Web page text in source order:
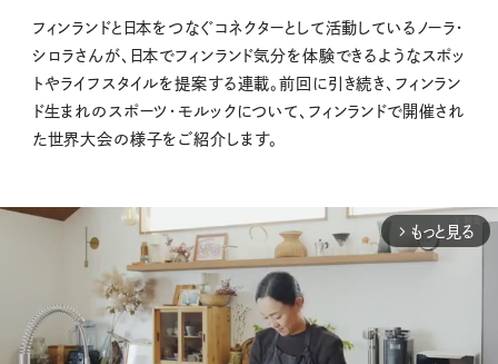
フィンランドと日本をつなぐコネクターとして活動しているノーラ・
シロラさんが、日本でフィンランド気分を体験できるようなスポッ
トやライフスタイルを提案する連載。前回に引き続き、フィンラン
ド生まれのスポーツ・モルックについて、フィンランドで開催され
た世界大会の様子をご紹介します。
arrow_forward_ios もっと見る